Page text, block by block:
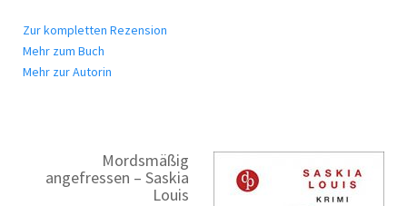
Zur kompletten Rezension
Mehr zum Buch
Mehr zur Autorin
Mordsmäßig
angefressen – Saskia
Louis